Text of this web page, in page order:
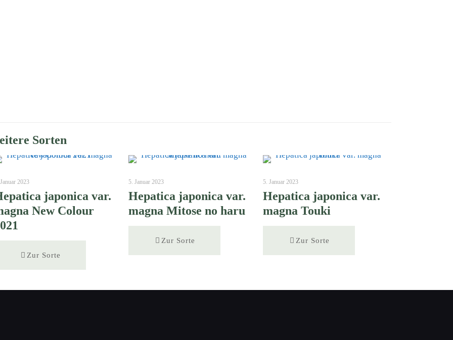
Sorten
2023
japonica var.
New Colour
Zur Sorte
5. Januar 2023
Hepatica japonica var.
magna Mitose no haru
Zur Sorte
5. Januar 2023
Hepatica japonica var.
magna Touki
Zur Sorte